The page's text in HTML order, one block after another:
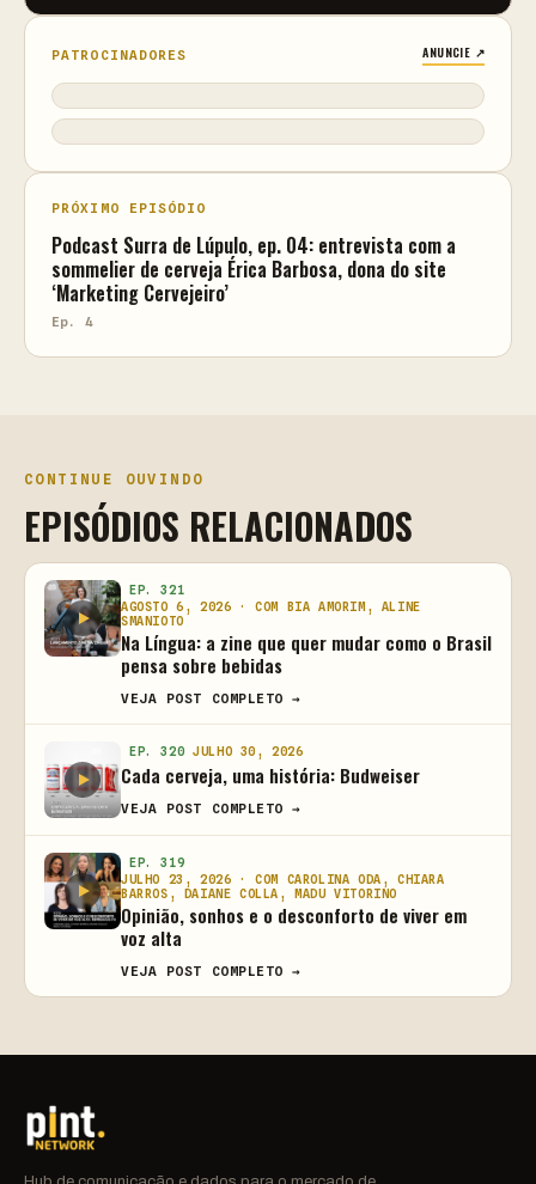
PATROCINADORES ANUNCIE ↗
PRÓXIMO EPISÓDIO
Podcast Surra de Lúpulo, ep. 04: entrevista com a
sommelier de cerveja Érica Barbosa, dona do site
‘Marketing Cervejeiro’
Ep. 4
CONTINUE OUVINDO
EPISÓDIOS RELACIONADOS
EP. 321
AGOSTO 6, 2026 · COM BIA AMORIM, ALINE
SMANIOTO
Na Língua: a zine que quer mudar como o Brasil
pensa sobre bebidas
VEJA POST COMPLETO →
EP. 320 JULHO 30, 2026
Cada cerveja, uma história: Budweiser
VEJA POST COMPLETO →
EP. 319
JULHO 23, 2026 · COM CAROLINA ODA, CHIARA
BARROS, DAIANE COLLA, MADU VITORINO
Opinião, sonhos e o desconforto de viver em
voz alta
VEJA POST COMPLETO →